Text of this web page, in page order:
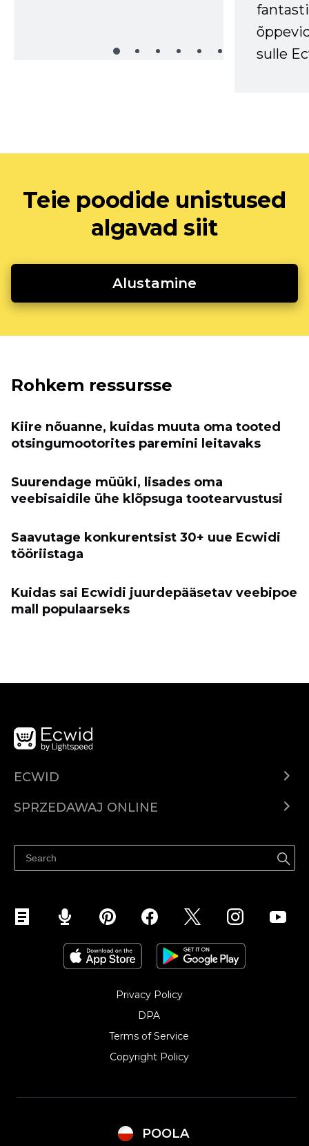
sulle
Teie poodide unistused
algavad siit
Alustamine
Rohkem ressursse
Kiire nõuanne, kuidas muuta oma tooted
otsingumootorites paremini leitavaks
Suurendage müüki, lisades oma
veebisaidile ühe klõpsuga tootearvustusi
Saavutage konkurentsist 30+ uue Ecwidi
tööriistaga
Kuidas sai Ecwidi juurdepääsetav veebipoe
mall populaarseks
ECWID
Cena
SPRZEDAWAJ ONLINE
Sprzedawaj na Facebooku
Sprzedawaj na Instagramie
Privacy Policy
DPA
Terms of Service
Copyright Policy‎
POOLA